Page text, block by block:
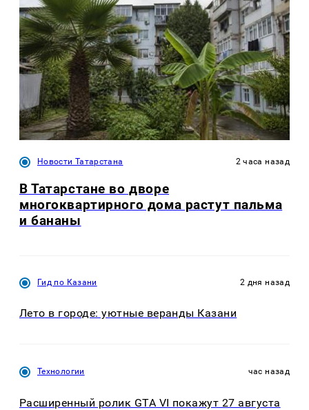
Новости Татарстана 2 часа назад
В Татарстане во дворе
многоквартирного дома растут пальма
и бананы
Гид по Казани 2 дня назад
Лето в городе: уютные веранды Казани
Технологии час назад
Расширенный ролик GTA VI покажут 27 августа